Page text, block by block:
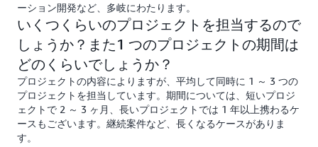
ーション開発など、多岐にわたります。
いくつくらいのプロジェクトを担当するので
しょうか？また1 つのプロジェクトの期間は
どのくらいでしょうか？
プロジェクトの内容によりますが、平均して同時に 1 ～ 3 つの
プロジェクトを担当しています。期間については、短いプロジ
ェクトで 2 ～ 3 ヶ月、長いプロジェクトでは 1 年以上携わるケ
ースもございます。継続案件など、長くなるケースがありま
す。